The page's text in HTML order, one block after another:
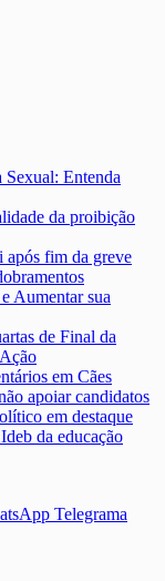
Entenda
da proibição
após fim da greve
Aumentar sua
de Final da
em Cães
apoiar candidatos
em destaque
da educação
Telegrama